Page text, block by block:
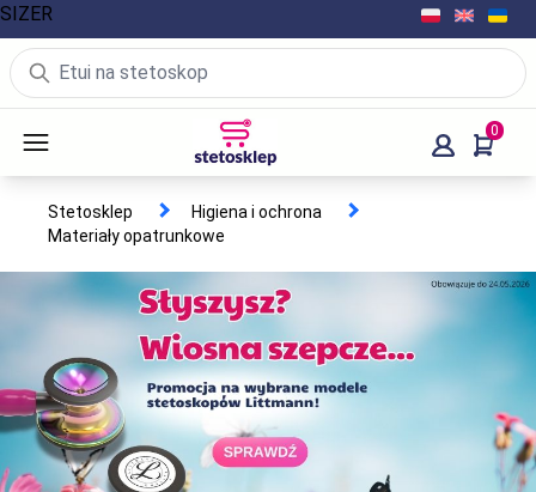
0
Stetosklep
Higiena i ochrona
Materiały opatrunkowe
SIZER